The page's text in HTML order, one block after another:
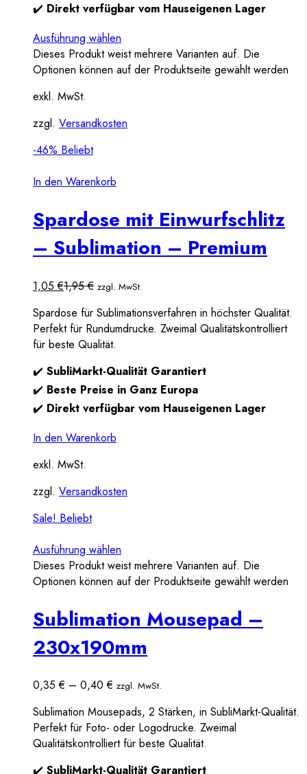
✔️ Direkt verfügbar vom Hauseigenen Lager
Ausführung wählen
Dieses Produkt weist mehrere Varianten auf. Die
Optionen können auf der Produktseite gewählt werden
exkl. MwSt.
zzgl. Versandkosten
-46% Beliebt
In den Warenkorb
Spardose mit Einwurfschlitz
– Sublimation – Premium
1,05€1,95€ zzgl. MwSt.
Spardose für Sublimationsverfahren in höchster Qualität.
Perfekt für Rundumdrucke. Zweimal Qualitätskontrolliert
für beste Qualität.
✔️ SubliMarkt-Qualität Garantiert
✔️ Beste Preise in Ganz Europa
✔️ Direkt verfügbar vom Hauseigenen Lager
In den Warenkorb
exkl. MwSt.
zzgl. Versandkosten
Sale! Beliebt
Ausführung wählen
Dieses Produkt weist mehrere Varianten auf. Die
Optionen können auf der Produktseite gewählt werden
Sublimation Mousepad –
230x190mm
0,35€ – 0,40€ zzgl. MwSt.
Sublimation Mousepads, 2 Stärken, in SubliMarkt-Qualität.
Perfekt für Foto- oder Logodrucke. Zweimal
Qualitätskontrolliert für beste Qualität.
✔️ SubliMarkt-Qualität Garantiert